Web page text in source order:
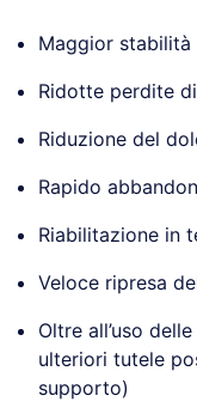
Maggior stabilità
Ridotte perdite
Riduzione del
Rapido
Riabilitazione in
Veloce ripresa
Oltre all’uso
ulteriori tutele
supporto)